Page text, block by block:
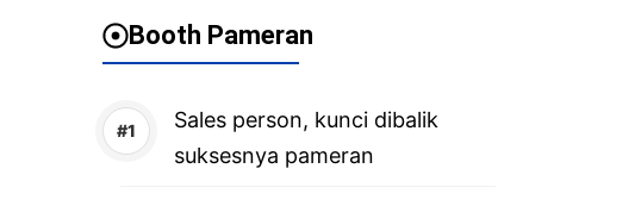
Booth Pameran
Sales person, kunci dibalik
suksesnya pameran